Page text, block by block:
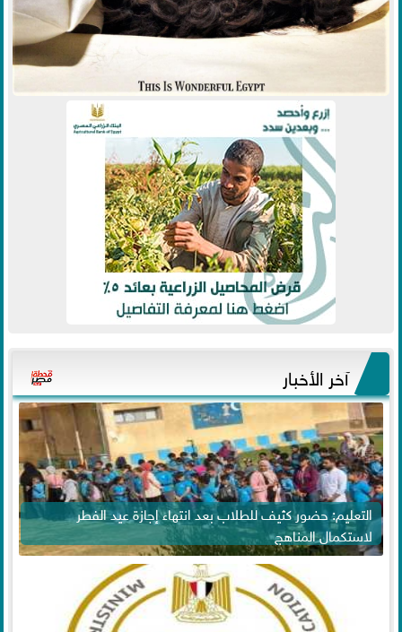
آخر الأخبار
التعليم: حضور كثيف للطلاب بعد انتهاء إجازة عيد الفطر
لاستكمال المناهج